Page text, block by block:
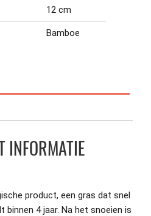
12 cm
Bamboe
INFORMATIE
product, een gras dat snel
binnen 4 jaar. Na het snoeien is